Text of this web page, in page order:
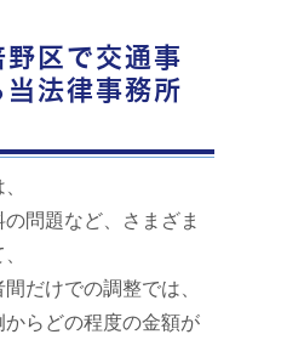
野区で交通事
法律事務所
問題など、さまざま
だけでの調整では、
らどの程度の金額が